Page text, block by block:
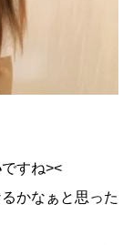
ですね><
かなぁと思った